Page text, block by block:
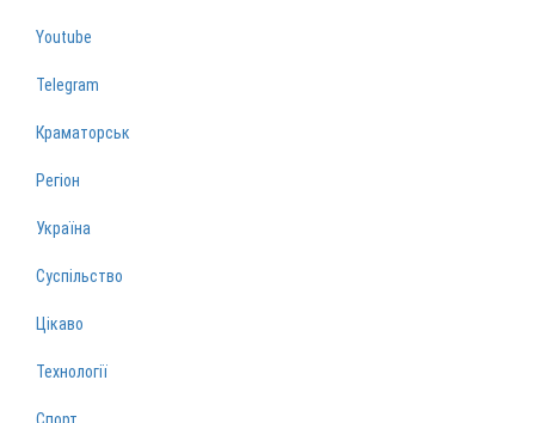
Youtube
Telegram
Краматорськ
Регіон
Україна
Суспільство
Цікаво
Технології